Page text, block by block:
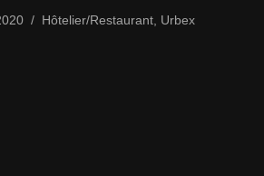
Hôtelier/Restaurant Urbex